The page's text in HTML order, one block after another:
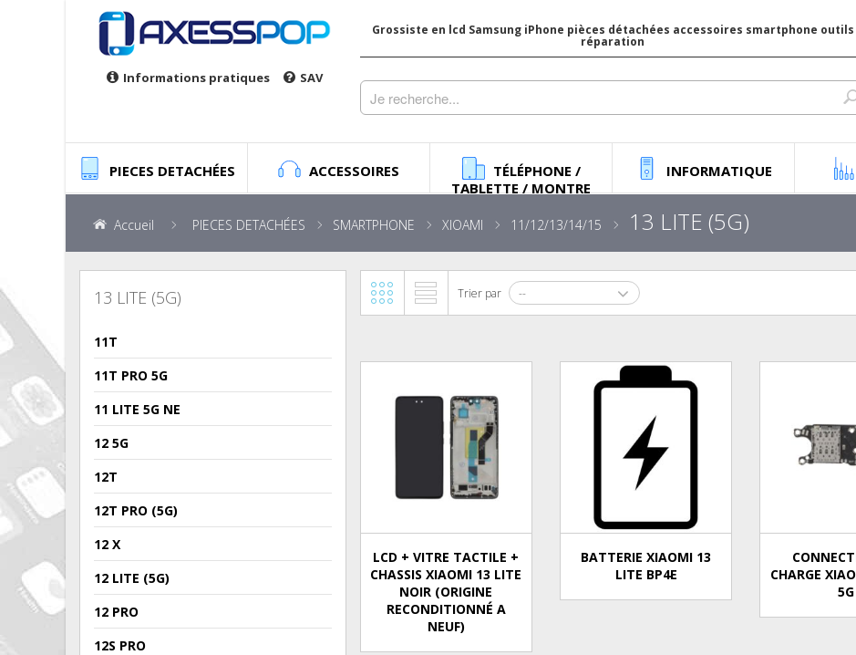
Informations pratiques SAV
Grossiste en lcd Samsung iPhone pièces détachées accessoires smartphone outils
réparation
PIECES DETACHÉES ACCESSOIRES
TÉLÉPHONE /
TABLETTE / MONTRE
INFORMATIQUE
Accueil PIECES DETACHÉES SMARTPHONE XIOAMI 11/12/13/14/15 13 LITE (5G)
13 LITE (5G)
11T
11T PRO 5G
11 LITE 5G NE
12 5G
12T
12T PRO (5G)
12 X
12 LITE (5G)
12 PRO
12S PRO
Trier par --
LCD + VITRE TACTILE +
CHASSIS XIAOMI 13 LITE
NOIR (ORIGINE
RECONDITIONNÉ A
NEUF)
BATTERIE XIAOMI 13
LITE BP4E
CHARGE
5G